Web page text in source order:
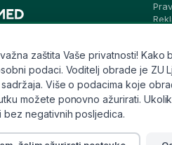
zaštita Vaše privatnosti!
podaci. Voditelj obrade je ZU
Više o podacima koje
možete ponovno ažurirati.
bez negativnih posljedica.